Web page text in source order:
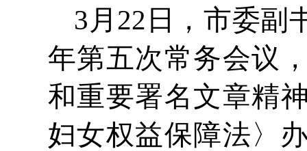
3月22日，市委副
年第五次常务会议
和重要署名文章精
妇女权益保障法〉